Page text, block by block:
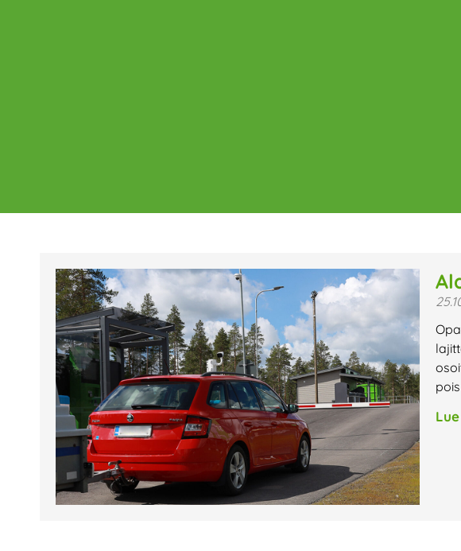
Ajankohtaista
Tältä sivulta löydät Vestian ajankohtaiset uutiset,
mahdolliset poikkeukset aukioloajoissa ja lähiaikojen
tapahtumat.
PagePagePagePagePage